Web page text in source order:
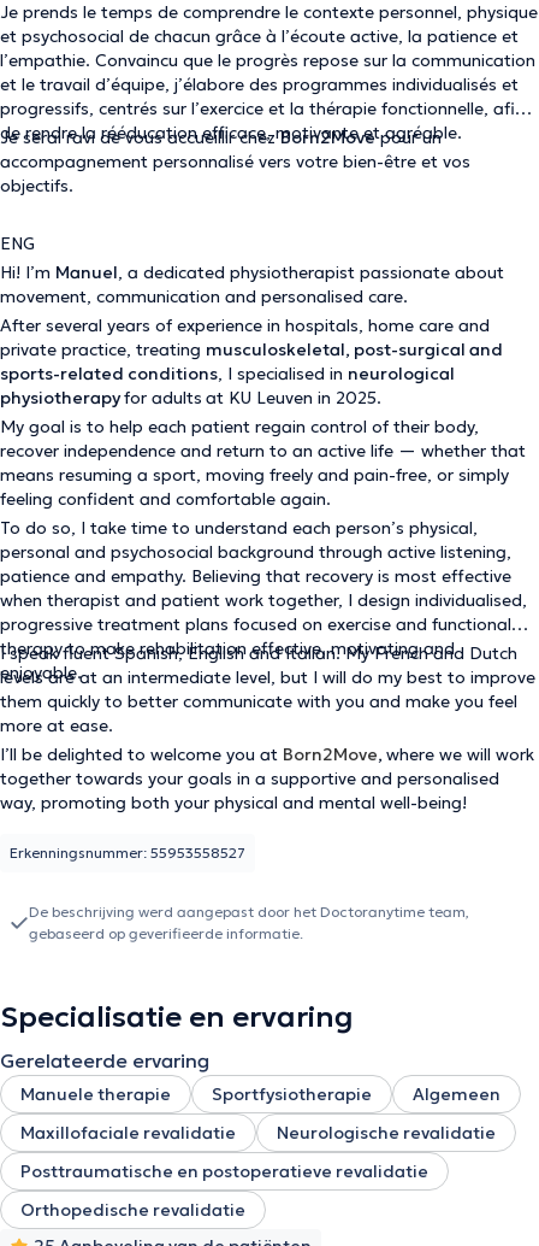
Je prends le temps de comprendre le contexte personnel, physique
et psychosocial de chacun grâce à l’écoute active, la patience et
l’empathie. Convaincu que le progrès repose sur la communication
et le travail d’équipe, j’élabore des programmes individualisés et
progressifs, centrés sur l’exercice et la thérapie fonctionnelle, afin
de rendre la rééducation efficace, motivante et agréable.
Je serai ravi de vous accueillir chezBorn2Movepour un
accompagnement personnalisé vers votre bien-être et vos
objectifs.
ENG
Hi! I’m Manuel, a dedicated physiotherapist passionate about
movement, communication and personalised care.
After several years of experience in hospitals, home care and
private practice, treating musculoskeletal, post-surgical and
sports-related conditions, I specialised in neurological
physiotherapyfor adults at KU Leuven in 2025.
My goal is to help each patient regain control of their body,
recover independence and return to an active life — whether that
means resuming a sport, moving freely and pain-free, or simply
feeling confident and comfortable again.
To do so, I take time to understand each person’s physical,
personal and psychosocial background through active listening,
patience and empathy. Believing that recovery is most effective
when therapist and patient work together, I design individualised,
progressive treatment plans focused on exercise and functional
therapy to make rehabilitation effective, motivating and
enjoyable.
I speak fluent Spanish, English and Italian. My French and Dutch
levels are at an intermediate level, but I will do my best to improve
them quickly to better communicate with you and make you feel
more at ease.
I’ll be delighted to welcome you at Born2Move, where we will work
together towards your goals in a supportive and personalised
way, promoting both your physical and mental well-being!
Erkenningsnummer: 55953558527
De beschrijving werd aangepast door het Doctoranytime team,
gebaseerd op geverifieerde informatie.
Specialisatie en ervaring
Gerelateerde ervaring
Manuele therapie Sportfysiotherapie
Algemeen
Maxillofaciale revalidatie
Neurologische revalidatie
Posttraumatische en postoperatieve revalidatie
Orthopedische revalidatie